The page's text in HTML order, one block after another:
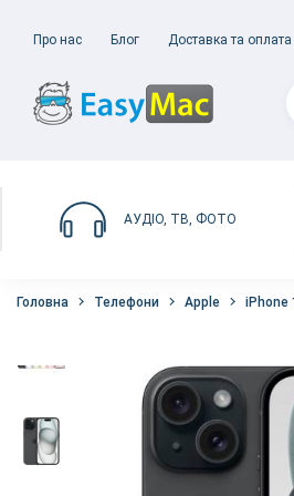
Про нас Блог Доставка та оплата
АУДІО, ТВ, ФОТО
Головна Телефони Apple iPhone